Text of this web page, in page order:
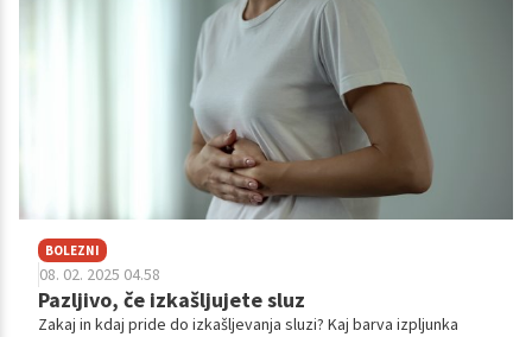
BOLEZNI
08. 02. 2025 04.58
Pazljivo, če izkašljujete sluz
Zakaj in kdaj pride do izkašljevanja sluzi? Kaj barva izpljunka